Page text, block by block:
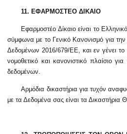
11. ΕΦΑΡΜΟΣΤΕΟ ΔΙΚΑΙΟ
Εφαρμοστέο Δίκαιο είναι το
σύμφωνα με το Γενικό Κανονισμό για
Δεδομένων 2016/679/ΕΕ, και εν γένει το
νομοθετικό και κανονιστικό πλαίσιο
δεδομένων.
Αρμόδια δικαστήρια για τυχόν
με τα Δεδομένα σας είναι τα Δικαστήρια